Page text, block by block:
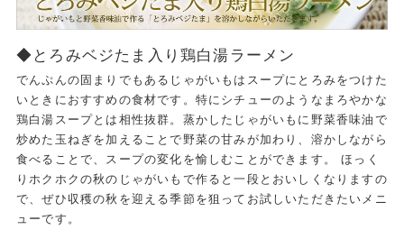
◆とろみベジたま入り鶏白湯ラーメン
でんぷんの固まりでもあるじゃがいもはスープにとろみをつけた
いときにおすすめの食材です。特にシチューのようなまろやかな
鶏白湯スープとは相性抜群。蒸かしたじゃがいもに野菜香味油で
炒めた玉ねぎを加えることで野菜の甘みが加わり、溶かしながら
食べることで、スープの変化を愉しむことができます。 ほっく
りホクホクの秋のじゃがいもで作ると一段とおいしくなりますの
で、ぜひ収穫の秋を迎える季節を狙ってお試しいただきたいメニ
ューです。